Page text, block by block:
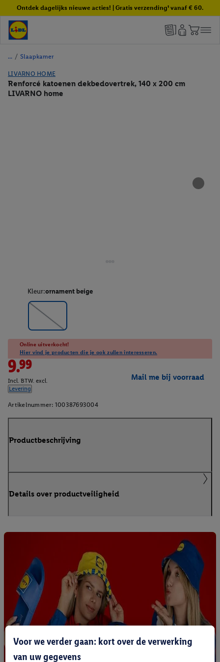
Ontdek dagelijks nieuwe acties! | Gratis verzending¹ vanaf € 60.
/ Slaapkamer
LIVARNO HOME
Renforcé katoenen dekbedovertrek, 140 x 200 cm
LIVARNO home
Kleur:ornament beige
Online uitverkocht!
Hier vind je producten die je ook zullen interesseren.
9.99
Incl. BTW. excl.
Levering
Mail me bij voorraad
Artikelnummer: 100387693004
Productbeschrijving
Details over productveiligheid
Voor we verder gaan: kort over de verwerking
van uw gegevens